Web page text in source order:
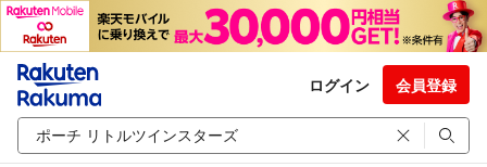
ログイン 会員登録